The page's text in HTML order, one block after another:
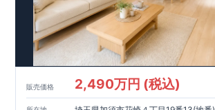
販売価格 2,490万円 (税込)